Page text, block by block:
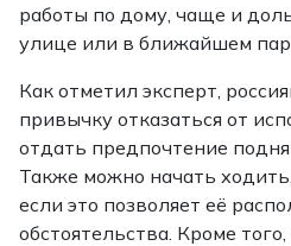
работы по дому, чаще и
улице или в ближайшем
Как отметил эксперт,
привычку отказаться от
отдать предпочтение
Также можно начать
если это позволяет её
обстоятельства. Кроме